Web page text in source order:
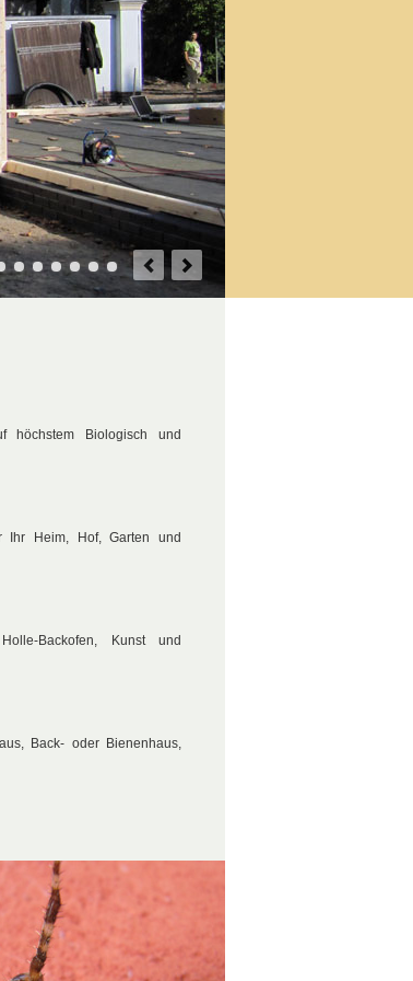
höchstem Biologisch und
Heim, Hof, Garten und
Backofen, Kunst und
Back- oder Bienenhaus,